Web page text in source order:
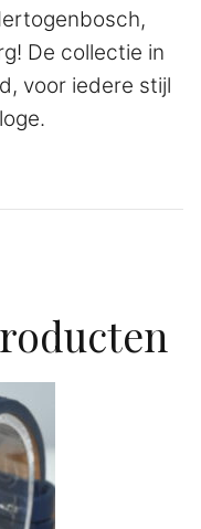
De collectie in
voor iedere stijl